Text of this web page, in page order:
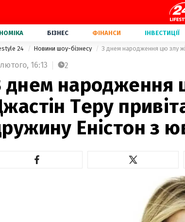
БІЗНЕС ФІНАНСИ ІНВЕСТИЦІЇ
24 Новини шоу-бізнесу
16:13 2
днем народження
Теру
Еністон з